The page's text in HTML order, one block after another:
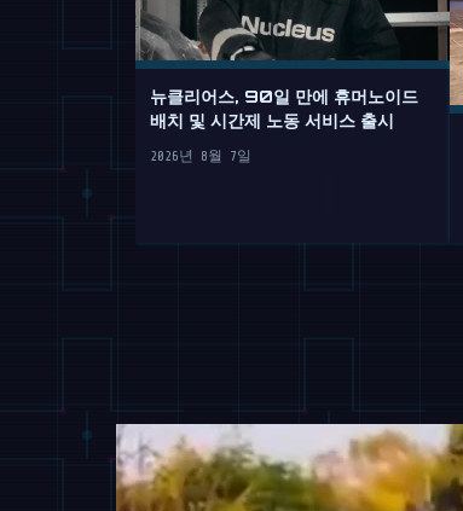
뉴클리어스, 90일 만에 휴머노이드
배치 및 시간제 노동 서비스 출시
2026년 8월 7일